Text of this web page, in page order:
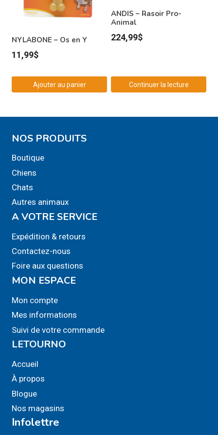
NYLABONE – Os en Y
11,99$
Ajouter au panier
ANDIS – Rasoir Pro-
Animal
224,99$
Continuer la lecture
NOS PRODUITS
Boutique
Chiens
Chats
Autres animaux
A VOTRE SERVICE
Expédition & retours
Contactez-nous
Foire aux questions
MON ESPACE
Mon compte
Mes informations
Suivi de votre commande
LETOURNO
Accueil
À propos
Blogue
Nos magasins
Infolettre